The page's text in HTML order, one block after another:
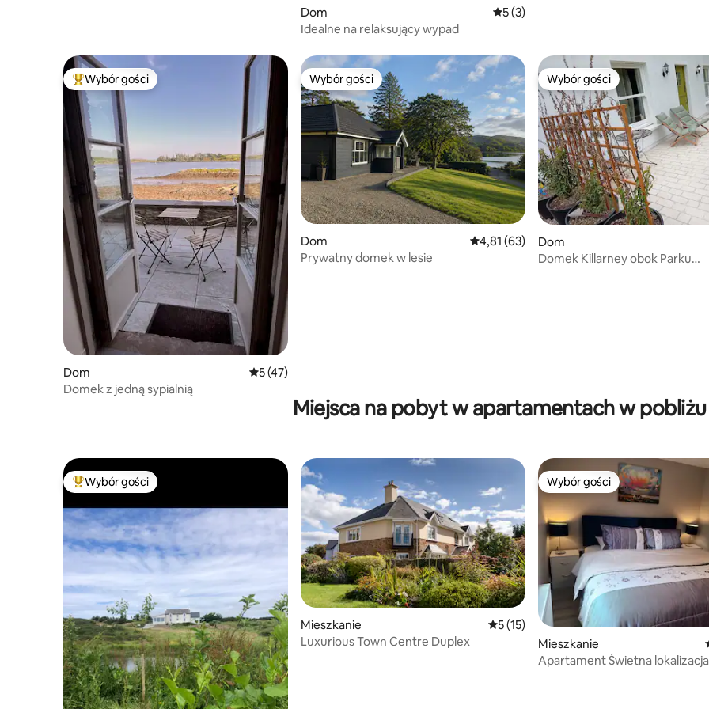
Dom Średnia ocena: 5 na 5, liczba recenzji: 3
5 (3)
Idealne na relaksujący wypad
Najpopularniejsze z kategorii Wybór gości
Wybór gości
Dom Średnia ocena: 5 na 5, liczba recenzji: 47
5 (47)
Domek z jedną sypialnią
Wybór gości
Wybór gości
Dom Średnia ocena: 4,81 na 5, liczba recenzji: 63
4,81 (63)
Prywatny domek w lesie
Wybór gości
Wybór gości
Dom
Domek Killarney obok Parku
Miejsca na pobyt w apartamentach w
Najpopularniejsze z kategorii Wybór gości
Wybór gości
Mieszkanie Średnia ocena: 5 na 5, liczba recenzji: 15
5 (15)
Luxurious Town Centre Duplex
Wybór gości
Wybór gości
Mieszkanie
Apartament Świetna